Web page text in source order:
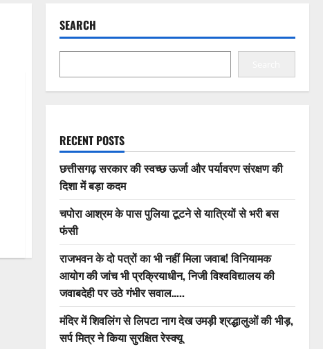
SEARCH
RECENT POSTS
छत्तीसगढ़ सरकार की स्वच्छ ऊर्जा और पर्यावरण संरक्षण की
दिशा में बड़ा कदम
चपोरा आश्रम के पास पुलिया टूटने से यात्रियों से भरी बस
फंसी
राजभवन के दो पत्रों का भी नहीं मिला जवाब! विनियामक
आयोग की जांच भी प्रक्रियाधीन, निजी विश्वविद्यालय की
जवाबदेही पर उठे गंभीर सवाल…..
मंदिर में शिवलिंग से लिपटा नाग देख उमड़ी श्रद्धालुओं की भीड़,
सर्प मित्र ने किया सुरक्षित रेस्क्यू